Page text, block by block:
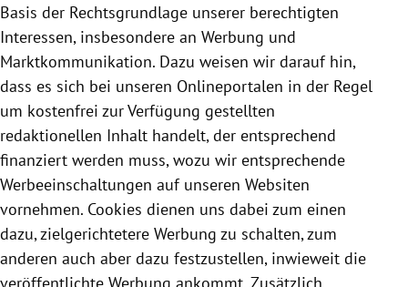
Basis der Rechtsgrundlage unserer berechtigten
Interessen, insbesondere an Werbung und
Marktkommunikation. Dazu weisen wir darauf hin,
dass es sich bei unseren Onlineportalen in der Regel
um kostenfrei zur Verfügung gestellten
redaktionellen Inhalt handelt, der entsprechend
finanziert werden muss, wozu wir entsprechende
Werbeeinschaltungen auf unseren Websiten
vornehmen. Cookies dienen uns dabei zum einen
dazu, zielgerichtetere Werbung zu schalten, zum
anderen auch aber dazu festzustellen, inwieweit die
veröffentlichte Werbung ankommt. Zusätzlich